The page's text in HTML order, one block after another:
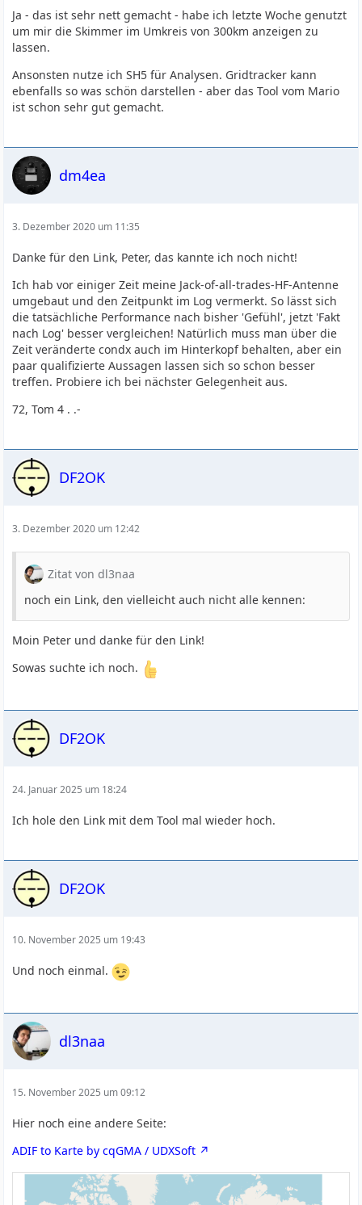
Ja - das ist sehr nett gemacht - habe ich letzte Woche genutzt
um mir die Skimmer im Umkreis von 300km anzeigen zu
lassen.
Ansonsten nutze ich SH5 für Analysen. Gridtracker kann
ebenfalls so was schön darstellen - aber das Tool vom Mario
ist schon sehr gut gemacht.
dm4ea
3. Dezember 2020 um 11:35
Danke für den Link, Peter, das kannte ich noch nicht!
Ich hab vor einiger Zeit meine Jack-of-all-trades-HF-Antenne
umgebaut und den Zeitpunkt im Log vermerkt. So lässt sich
die tatsächliche Performance nach bisher 'Gefühl', jetzt 'Fakt
nach Log' besser vergleichen! Natürlich muss man über die
Zeit veränderte condx auch im Hinterkopf behalten, aber ein
paar qualifizierte Aussagen lassen sich so schon besser
treffen. Probiere ich bei nächster Gelegenheit aus.
72, Tom 4 . .-
DF2OK
3. Dezember 2020 um 12:42
Zitat von dl3naa
noch ein Link, den vielleicht auch nicht alle kennen:
Moin Peter und danke für den Link!
Sowas suchte ich noch.
DF2OK
24. Januar 2025 um 18:24
Ich hole den Link mit dem Tool mal wieder hoch.
DF2OK
10. November 2025 um 19:43
Und noch einmal.
dl3naa
15. November 2025 um 09:12
Hier noch eine andere Seite:
ADIF to Karte by cqGMA / UDXSoft